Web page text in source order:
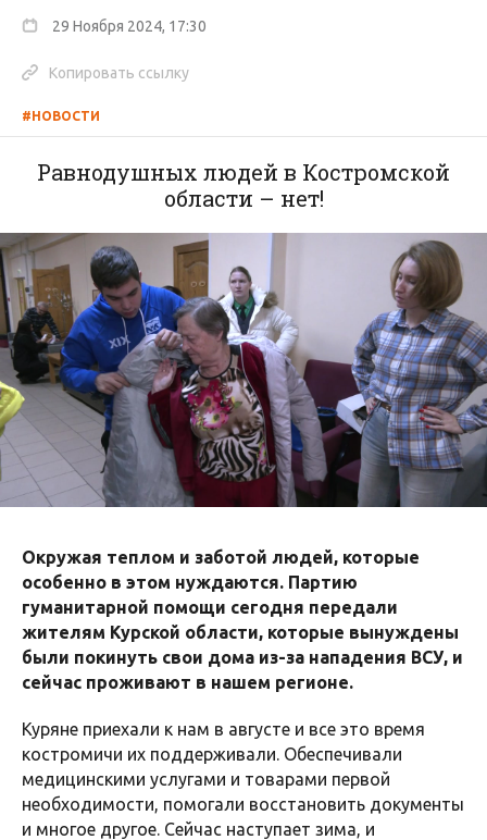
29 Ноября 2024, 17:30
Копировать ссылку
#НОВОСТИ
Равнодушных людей в Костромской
области – нет!
Окружая теплом и заботой людей, которые
особенно в этом нуждаются. Партию
гуманитарной помощи сегодня передали
жителям Курской области, которые вынуждены
были покинуть свои дома из-за нападения ВСУ, и
сейчас проживают в нашем регионе.
Куряне приехали к нам в августе и все это время
костромичи их поддерживали. Обеспечивали
медицинскими услугами и товарами первой
необходимости, помогали восстановить документы
и многое другое. Сейчас наступает зима, и